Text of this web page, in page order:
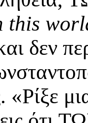
this
δεν
«Ρίξε